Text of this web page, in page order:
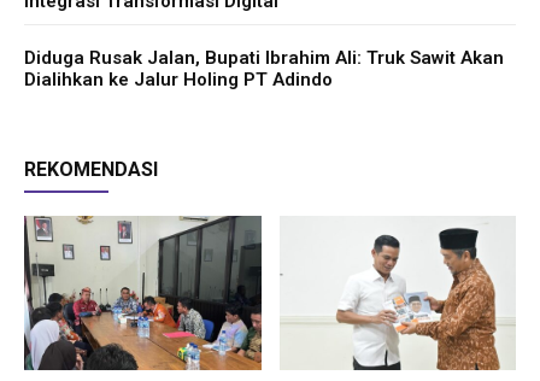
Diduga Rusak Jalan, Bupati Ibrahim Ali: Truk Sawit Akan
Dialihkan ke Jalur Holing PT Adindo
REKOMENDASI